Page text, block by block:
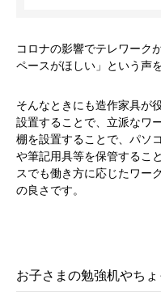
コロナの影響でテレワーク
ペースがほしい」という声
そんなときにも造作家具が
設置することで、立派なワ
棚を設置することで、パソ
や筆記用具等を保管するこ
スでも働き方に応じたワー
の良さです。
お子さまの勉強机やち